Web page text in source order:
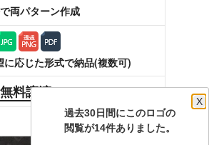
で両パターン作成
に応じた形式で納品(複数可)
料譲渡します
過去30日間にこのロゴの
X
閲覧が14件ありました。